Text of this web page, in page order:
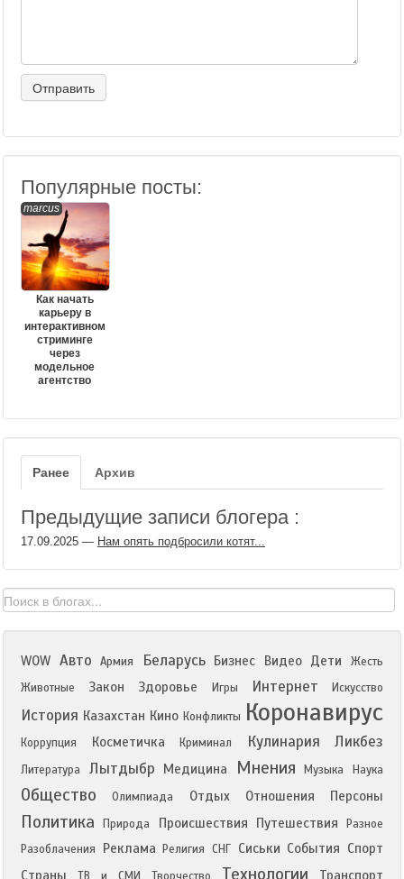
Популярные посты:
marcus
Как начать
карьеру в
интерактивном
стриминге
через
модельное
агентство
Ранее Архив
Предыдущие записи блогера :
17.09.2025 — Нам опять подбросили котят...
WOW Авто Армия Беларусь Бизнес Видео Дети
Жесть
Животные
Закон Здоровье Игры Интернет Искусство
История Казахстан Кино Конфликты Коронавирус
Коррупция Косметичка Криминал Кулинария Ликбез
Литература Лытдыбр Медицина Мнения Музыка Наука
Общество Олимпиада Отдых Отношения Персоны
Политика Природа Происшествия Путешествия
Разное
Разоблачения
Реклама Религия СНГ Сиськи События Спорт
Страны
Технологии Транспорт